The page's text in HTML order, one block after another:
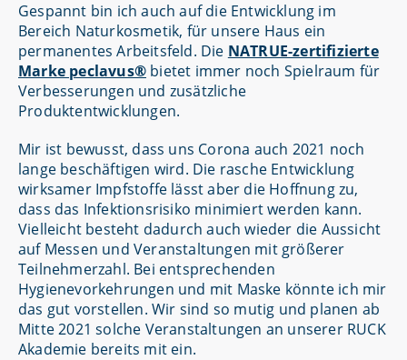
Gespannt bin ich auch auf die Entwicklung im
Bereich Naturkosmetik, für unsere Haus ein
permanentes Arbeitsfeld. Die NATRUE-zertifizierte
Marke peclavus® bietet immer noch Spielraum für
Verbesserungen und zusätzliche
Produktentwicklungen.
Mir ist bewusst, dass uns Corona auch 2021 noch
lange beschäftigen wird. Die rasche Entwicklung
wirksamer Impfstoffe lässt aber die Hoffnung zu,
dass das Infektionsrisiko minimiert werden kann.
Vielleicht besteht dadurch auch wieder die Aussicht
auf Messen und Veranstaltungen mit größerer
Teilnehmerzahl. Bei entsprechenden
Hygienevorkehrungen und mit Maske könnte ich mir
das gut vorstellen. Wir sind so mutig und planen ab
Mitte 2021 solche Veranstaltungen an unserer RUCK
Akademie bereits mit ein.